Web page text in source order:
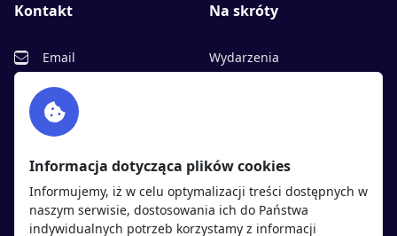
Kontakt
Email
Facebook
Twitter
Na skróty
Wydarzenia
Polityka cookies
Polityka prywatności
Informacja dotycząca plików cookies
Informujemy, iż w celu optymalizacji treści dostępnych w
naszym serwisie, dostosowania ich do Państwa
indywidualnych potrzeb korzystamy z informacji